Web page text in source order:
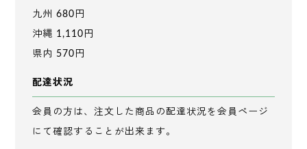
九州 680円
沖縄 1,110円
県内 570円
配達状況
会員の方は、注文した商品の配達状況を会員ページ
にて確認することが出来ます。